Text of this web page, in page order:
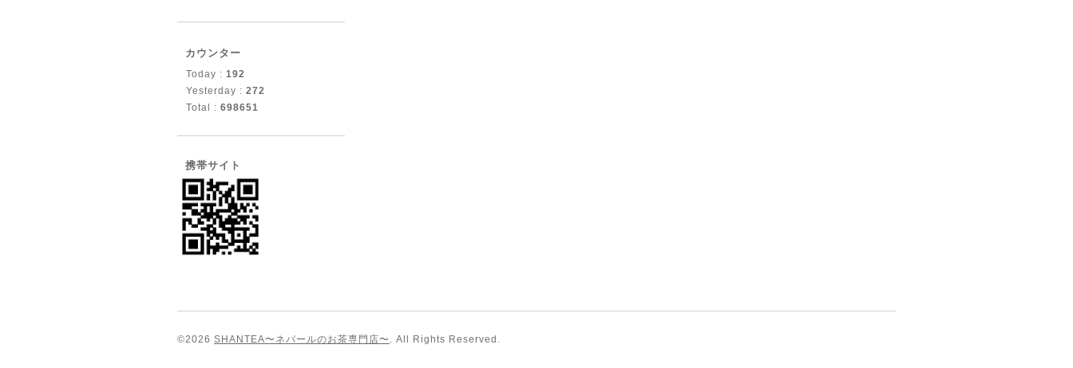
カウンター
Today : 192
Yesterday : 272
Total : 698651
携帯サイト
©2026 SHANTEA〜ネパールのお茶専門店〜 . All Rights Reserved.